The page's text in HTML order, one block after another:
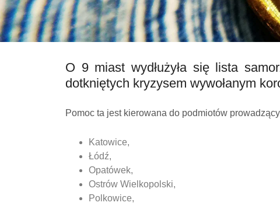
O 9 miast wydłużyła się lista
dotkniętych kryzysem wywołanym
Pomoc ta jest kierowana do podmiotów
Katowice,
Łódź,
Opatówek,
Ostrów Wielkopolski,
Polkowice,